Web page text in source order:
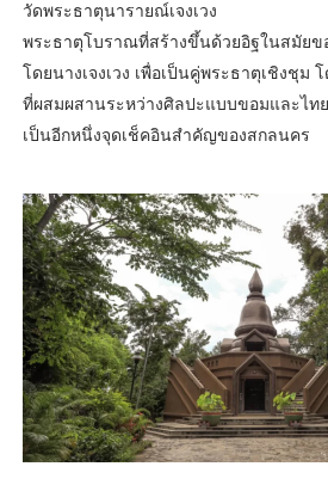
วัดพระธาตุนารายณ์เจงเวง
พระธาตุโบราณที่สร้างขึ้นด้วยอิฐในสมัยข
โดยนางเจงเวง เพื่อเป็นคู่พระธาตุเชิงชุม
ที่ผสมผสานระหว่างศิลปะแบบขอมและไท
เป็นอีกหนึ่งจุดเช็คอินสำคัญของสกลนคร